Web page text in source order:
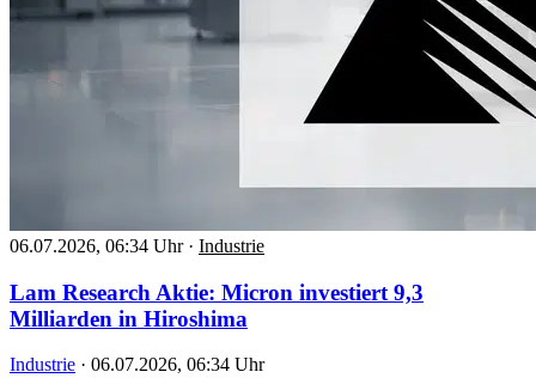
06.07.2026, 06:34 Uhr · Industrie
Lam Research Aktie: Micron investiert 9,3
Milliarden in Hiroshima
Industrie · 06.07.2026, 06:34 Uhr